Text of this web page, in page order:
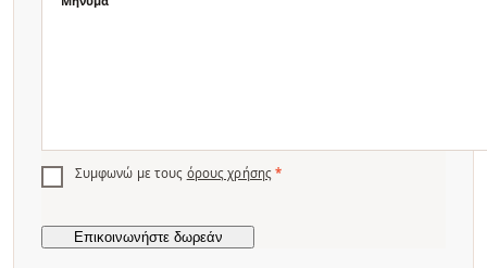
Συμφωνώ με τους όρους χρήσης *